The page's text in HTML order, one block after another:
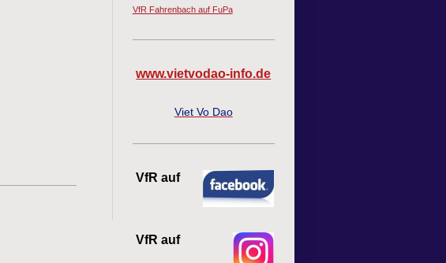
VfR Fahrenbach auf FuPa
www.vietvodao-info.de
Viet Vo Dao
VfR auf
VfR auf